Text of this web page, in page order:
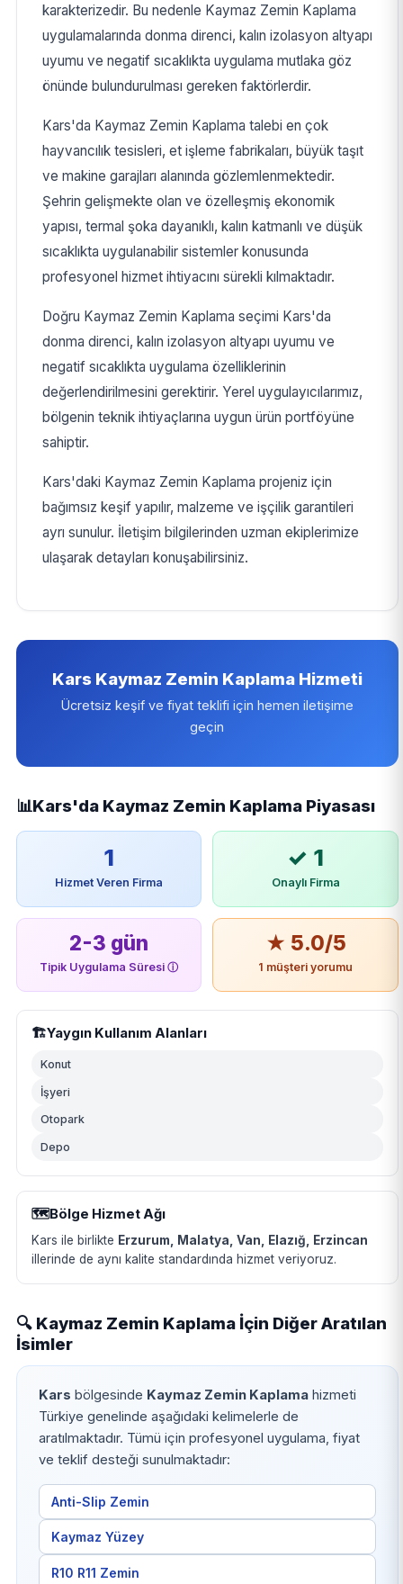
karakterizedir. Bu nedenle Kaymaz Zemin Kaplama
uygulamalarında donma direnci, kalın izolasyon altyapı
uyumu ve negatif sıcaklıkta uygulama mutlaka göz
önünde bulundurulması gereken faktörlerdir.
Kars'da Kaymaz Zemin Kaplama talebi en çok
hayvancılık tesisleri, et işleme fabrikaları, büyük taşıt
ve makine garajları alanında gözlemlenmektedir.
Şehrin gelişmekte olan ve özelleşmiş ekonomik
yapısı, termal şoka dayanıklı, kalın katmanlı ve düşük
sıcaklıkta uygulanabilir sistemler konusunda
profesyonel hizmet ihtiyacını sürekli kılmaktadır.
Doğru Kaymaz Zemin Kaplama seçimi Kars'da
donma direnci, kalın izolasyon altyapı uyumu ve
negatif sıcaklıkta uygulama özelliklerinin
değerlendirilmesini gerektirir. Yerel uygulayıcılarımız,
bölgenin teknik ihtiyaçlarına uygun ürün portföyüne
sahiptir.
Kars'daki Kaymaz Zemin Kaplama projeniz için
bağımsız keşif yapılır, malzeme ve işçilik garantileri
ayrı sunulur. İletişim bilgilerinden uzman ekiplerimize
ulaşarak detayları konuşabilirsiniz.
Kars Kaymaz Zemin Kaplama Hizmeti
Ücretsiz keşif ve fiyat teklifi için hemen iletişime
geçin
📊Kars'da Kaymaz Zemin Kaplama Piyasası
1
Hizmet Veren Firma
✓ 1
Onaylı Firma
2-3 gün
Tipik Uygulama Süresiⓘ
★ 5.0/5
1 müşteri yorumu
🏗️Yaygın Kullanım Alanları
Konut
İşyeri
Otopark
Depo
🗺️Bölge Hizmet Ağı
Kars ile birlikte Erzurum, Malatya, Van, Elazığ, Erzincan
illerinde de aynı kalite standardında hizmet veriyoruz.
🔍 Kaymaz Zemin Kaplama İçin Diğer Aratılan
İsimler
Kars bölgesinde Kaymaz Zemin Kaplamahizmeti
Türkiye genelinde aşağıdaki kelimelerle de
aratılmaktadır. Tümü için profesyonel uygulama, fiyat
ve teklif desteği sunulmaktadır:
Anti-Slip Zemin
Kaymaz Yüzey
R10 R11 Zemin